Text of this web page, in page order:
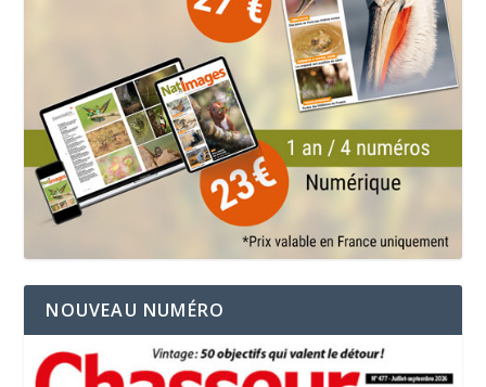
NOUVEAU NUMÉRO